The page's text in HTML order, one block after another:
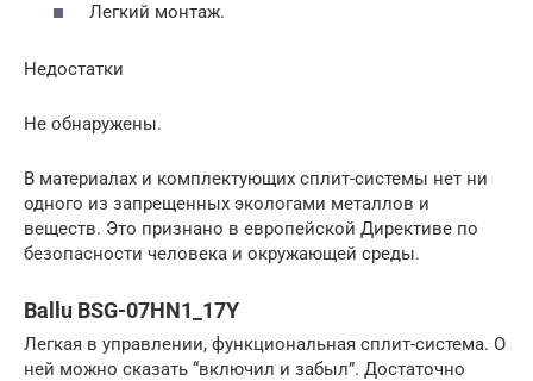
Легкий монтаж.
Недостатки
Не обнаружены.
В материалах и комплектующих сплит-системы нет ни
одного из запрещенных экологами металлов и
веществ. Это признано в европейской Директиве по
безопасности человека и окружающей среды.
Ballu BSG-07HN1_17Y
Легкая в управлении, функциональная сплит-система. О
ней можно сказать “включил и забыл”. Достаточно